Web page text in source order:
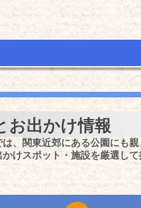
お出かけ情報
、関東近郊にある公園にも
けスポット・施設を厳選して